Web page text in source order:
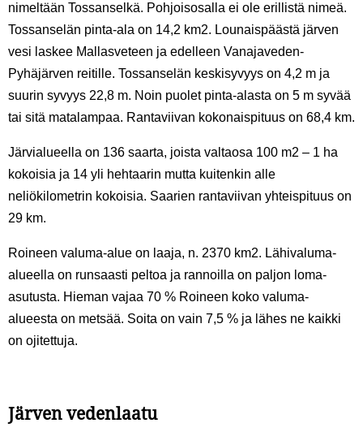
nimeltään Tossanselkä. Pohjoisosalla ei ole erillistä nimeä.
Tossanselän pinta-ala on 14,2 km2. Lounaispäästä järven
vesi laskee Mallasveteen ja edelleen Vanajaveden-
Pyhäjärven reitille. Tossanselän keskisyvyys on 4,2 m ja
suurin syvyys 22,8 m. Noin puolet pinta-alasta on 5 m syvää
tai sitä matalampaa. Rantaviivan kokonaispituus on 68,4 km.
Järvialueella on 136 saarta, joista valtaosa 100 m2 – 1 ha
kokoisia ja 14 yli hehtaarin mutta kuitenkin alle
neliökilometrin kokoisia. Saarien rantaviivan yhteispituus on
29 km.
Roineen valuma-alue on laaja, n. 2370 km2. Lähivaluma-
alueella on runsaasti peltoa ja rannoilla on paljon loma-
asutusta. Hieman vajaa 70 % Roineen koko valuma-
alueesta on metsää. Soita on vain 7,5 % ja lähes ne kaikki
on ojitettuja.
Järven vedenlaatu